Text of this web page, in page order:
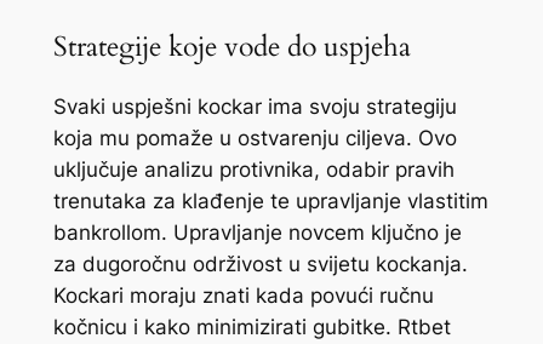
Strategije koje vode do uspjeha
Svaki uspješni kockar ima svoju strategiju
koja mu pomaže u ostvarenju ciljeva. Ovo
uključuje analizu protivnika, odabir pravih
trenutaka za klađenje te upravljanje vlastitim
bankrollom. Upravljanje novcem ključno je
za dugoročnu održivost u svijetu kockanja.
Kockari moraju znati kada povući ručnu
kočnicu i kako minimizirati gubitke. Rtbet